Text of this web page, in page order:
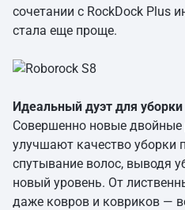
гарантируя наилучшую уборку.
После очистки робот-пылесос
составляет до 7 недель.
работы.
сочетании с RockDock Plus
стала еще проще.
Идеальный дуэт для уборки
Совершенно новые двойные
улучшают качество
спутывание волос, выводя
новый уровень. От
даже ковров и ковриков —